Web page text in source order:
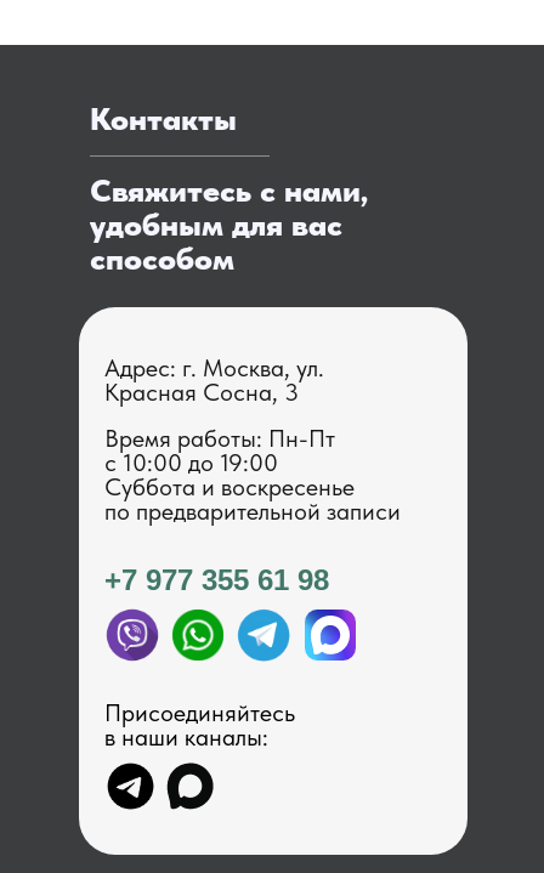
Контакты
Свяжитесь с нами,
удобным для вас
способом
Адрес: г. Москва, ул.
Красная Сосна, 3
+7 977 355 61 98
Время работы: Пн-Пт
с 1 0:00 до 19:00
Суббота и воскресенье
по предварительной записи
Присоединяйтесь
в наши каналы: